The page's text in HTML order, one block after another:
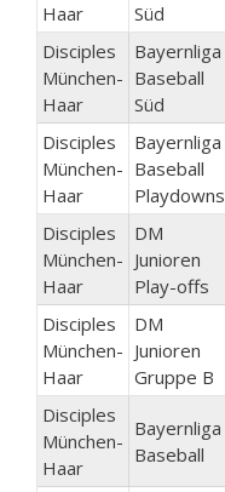
Haar
Süd
Disciples
München-
Haar
Bayernliga
Baseball
Süd
Disciples
München-
Haar
Bayernliga
Baseball
Playdowns
Disciples
München-
Haar
DM
Junioren
Play-offs
Disciples
München-
Haar
DM
Junioren
Gruppe B
Disciples
München-
Haar
Bayernliga
Baseball